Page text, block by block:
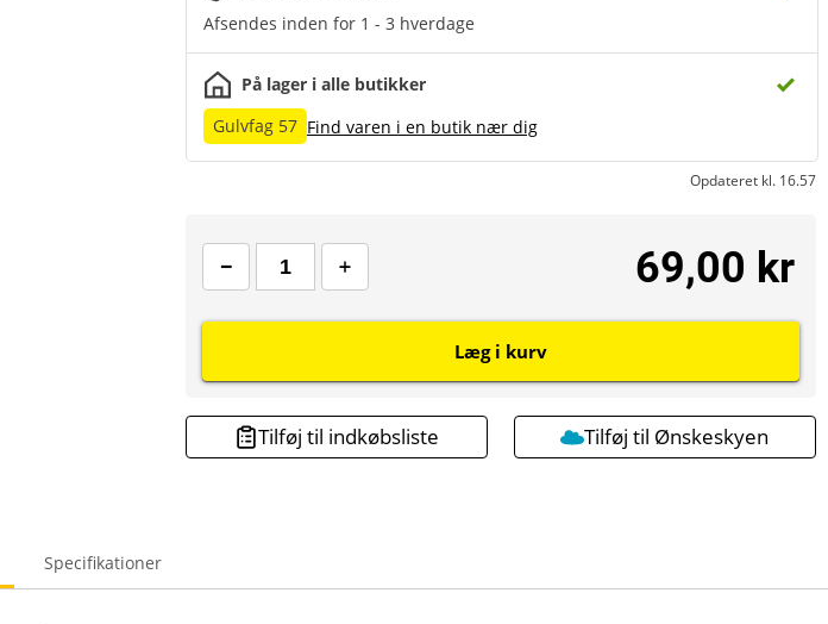
Afsendes inden for 1 - 3 hverdage
På lager i alle butikker
Gulvfag 57 Find varen i en butik nær dig
Opdateret kl. 16.57
69,00 kr
Læg i kurv
Tilføj til indkøbsliste Tilføj til Ønskeskyen
Specifikationer